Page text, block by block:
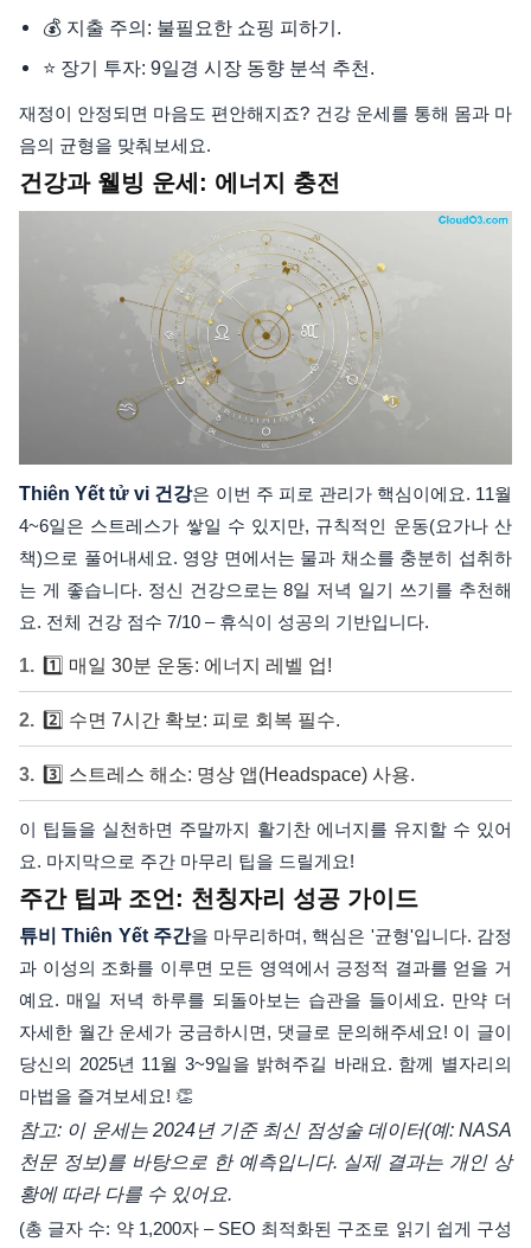
💰 지출 주의: 불필요한 쇼핑 피하기.
⭐ 장기 투자: 9일경 시장 동향 분석 추천.
재정이 안정되면 마음도 편안해지죠? 건강 운세를 통해 몸과 마
음의 균형을 맞춰보세요.
건강과 웰빙 운세: 에너지 충전
Thiên Yết tử vi 건강은 이번 주 피로 관리가 핵심이에요. 11월
4~6일은 스트레스가 쌓일 수 있지만, 규칙적인 운동(요가나 산
책)으로 풀어내세요. 영양 면에서는 물과 채소를 충분히 섭취하
는 게 좋습니다. 정신 건강으로는 8일 저녁 일기 쓰기를 추천해
요. 전체 건강 점수 7/10 – 휴식이 성공의 기반입니다.
1️⃣ 매일 30분 운동: 에너지 레벨 업!
2️⃣ 수면 7시간 확보: 피로 회복 필수.
3️⃣ 스트레스 해소: 명상 앱(Headspace) 사용.
이 팁들을 실천하면 주말까지 활기찬 에너지를 유지할 수 있어
요. 마지막으로 주간 마무리 팁을 드릴게요!
주간 팁과 조언: 천칭자리 성공 가이드
튜비 Thiên Yết 주간을 마무리하며, 핵심은 '균형'입니다. 감정
과 이성의 조화를 이루면 모든 영역에서 긍정적 결과를 얻을 거
예요. 매일 저녁 하루를 되돌아보는 습관을 들이세요. 만약 더
자세한 월간 운세가 궁금하시면, 댓글로 문의해주세요! 이 글이
당신의 2025년 11월 3~9일을 밝혀주길 바래요. 함께 별자리의
마법을 즐겨보세요! 👏
참고: 이 운세는 2024년 기준 최신 점성술 데이터(예: NASA
천문 정보)를 바탕으로 한 예측입니다. 실제 결과는 개인 상
황에 따라 다를 수 있어요.
(총 글자 수: 약 1,200자 – SEO 최적화된 구조로 읽기 쉽게 구성